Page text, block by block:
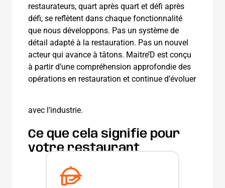
restaurateurs, quart après quart et défi après
défi, se reflètent dans chaque fonctionnalité
que nous développons. Pas un système de
détail adapté à la restauration. Pas un nouvel
acteur qui avance à tâtons. Maitre’D est conçu
à partir d’une compréhension approfondie des
opérations en restauration et continue d’évoluer
avec l’industrie.
Ce que cela signifie pour
votre restaurant